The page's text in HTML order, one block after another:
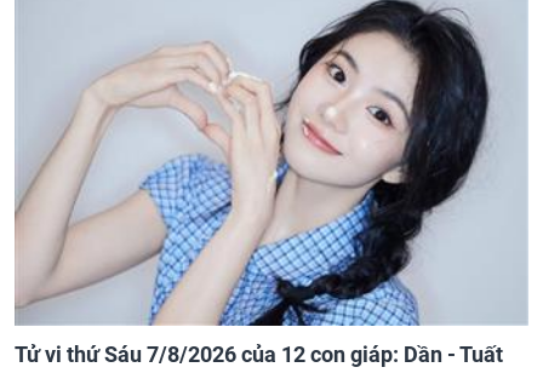
Tử vi thứ Sáu 7/8/2026 của 12 con giáp: Dần - Tuất